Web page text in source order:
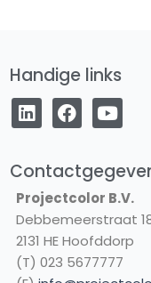
Handige links
L
i
n
e
i
n
F
a
c
b
o
o
k
Y
o
u
u
b
e
Projectcolor B.V.
Debbemeerstraat
2131 HE Hoofddorp
(T) 023 5677777